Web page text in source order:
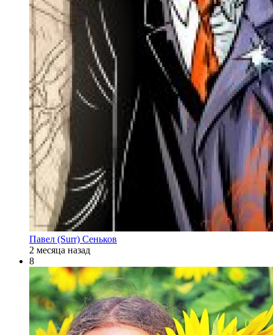
Павел (Surr) Сеньков
2 месяца назад
8